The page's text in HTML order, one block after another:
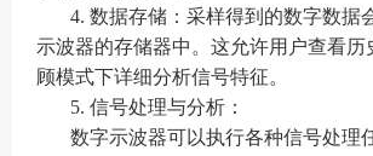
4. 数据存储：采样得到的数字数据
示波器的存储器中。这允许用户查看历
顾模式下详细分析信号特征。
5. 信号处理与分析：
数字示波器可以执行各种信号处理